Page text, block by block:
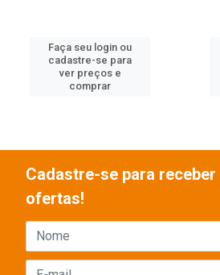
Faça seu login ou
cadastre-se para
ver preços e
comprar
Cadastre-se para
ofertas!